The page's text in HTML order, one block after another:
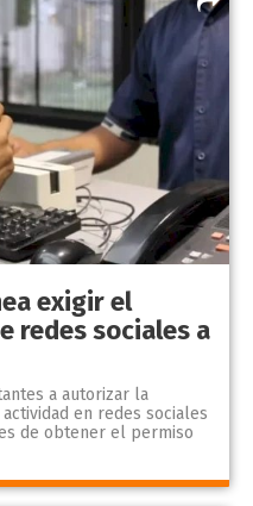
exigir el
redes sociales a
a autorizar la
en redes sociales
de obtener el permiso